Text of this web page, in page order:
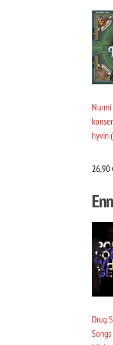
hyvin
26,90
Drug